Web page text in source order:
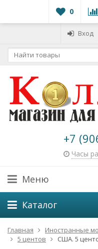
0
Вход
+7
Часы
Меню
Каталог
Главная Иностранные
5 центов
США. 5